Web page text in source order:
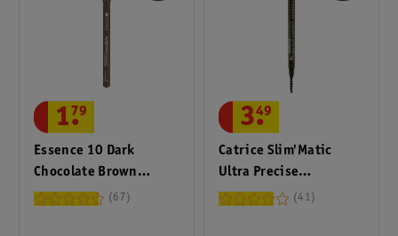
Essence 10 Dark
Chocolate Brown
Eyebrow Designer
1.
79
67
Catrice Slim'Matic
Ultra Precise
Waterproof 040 Brown
3.
49
41